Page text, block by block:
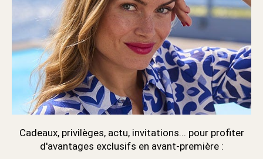
Cadeaux, privilèges, actu, invitations... pour profiter
d'avantages exclusifs en avant-première :